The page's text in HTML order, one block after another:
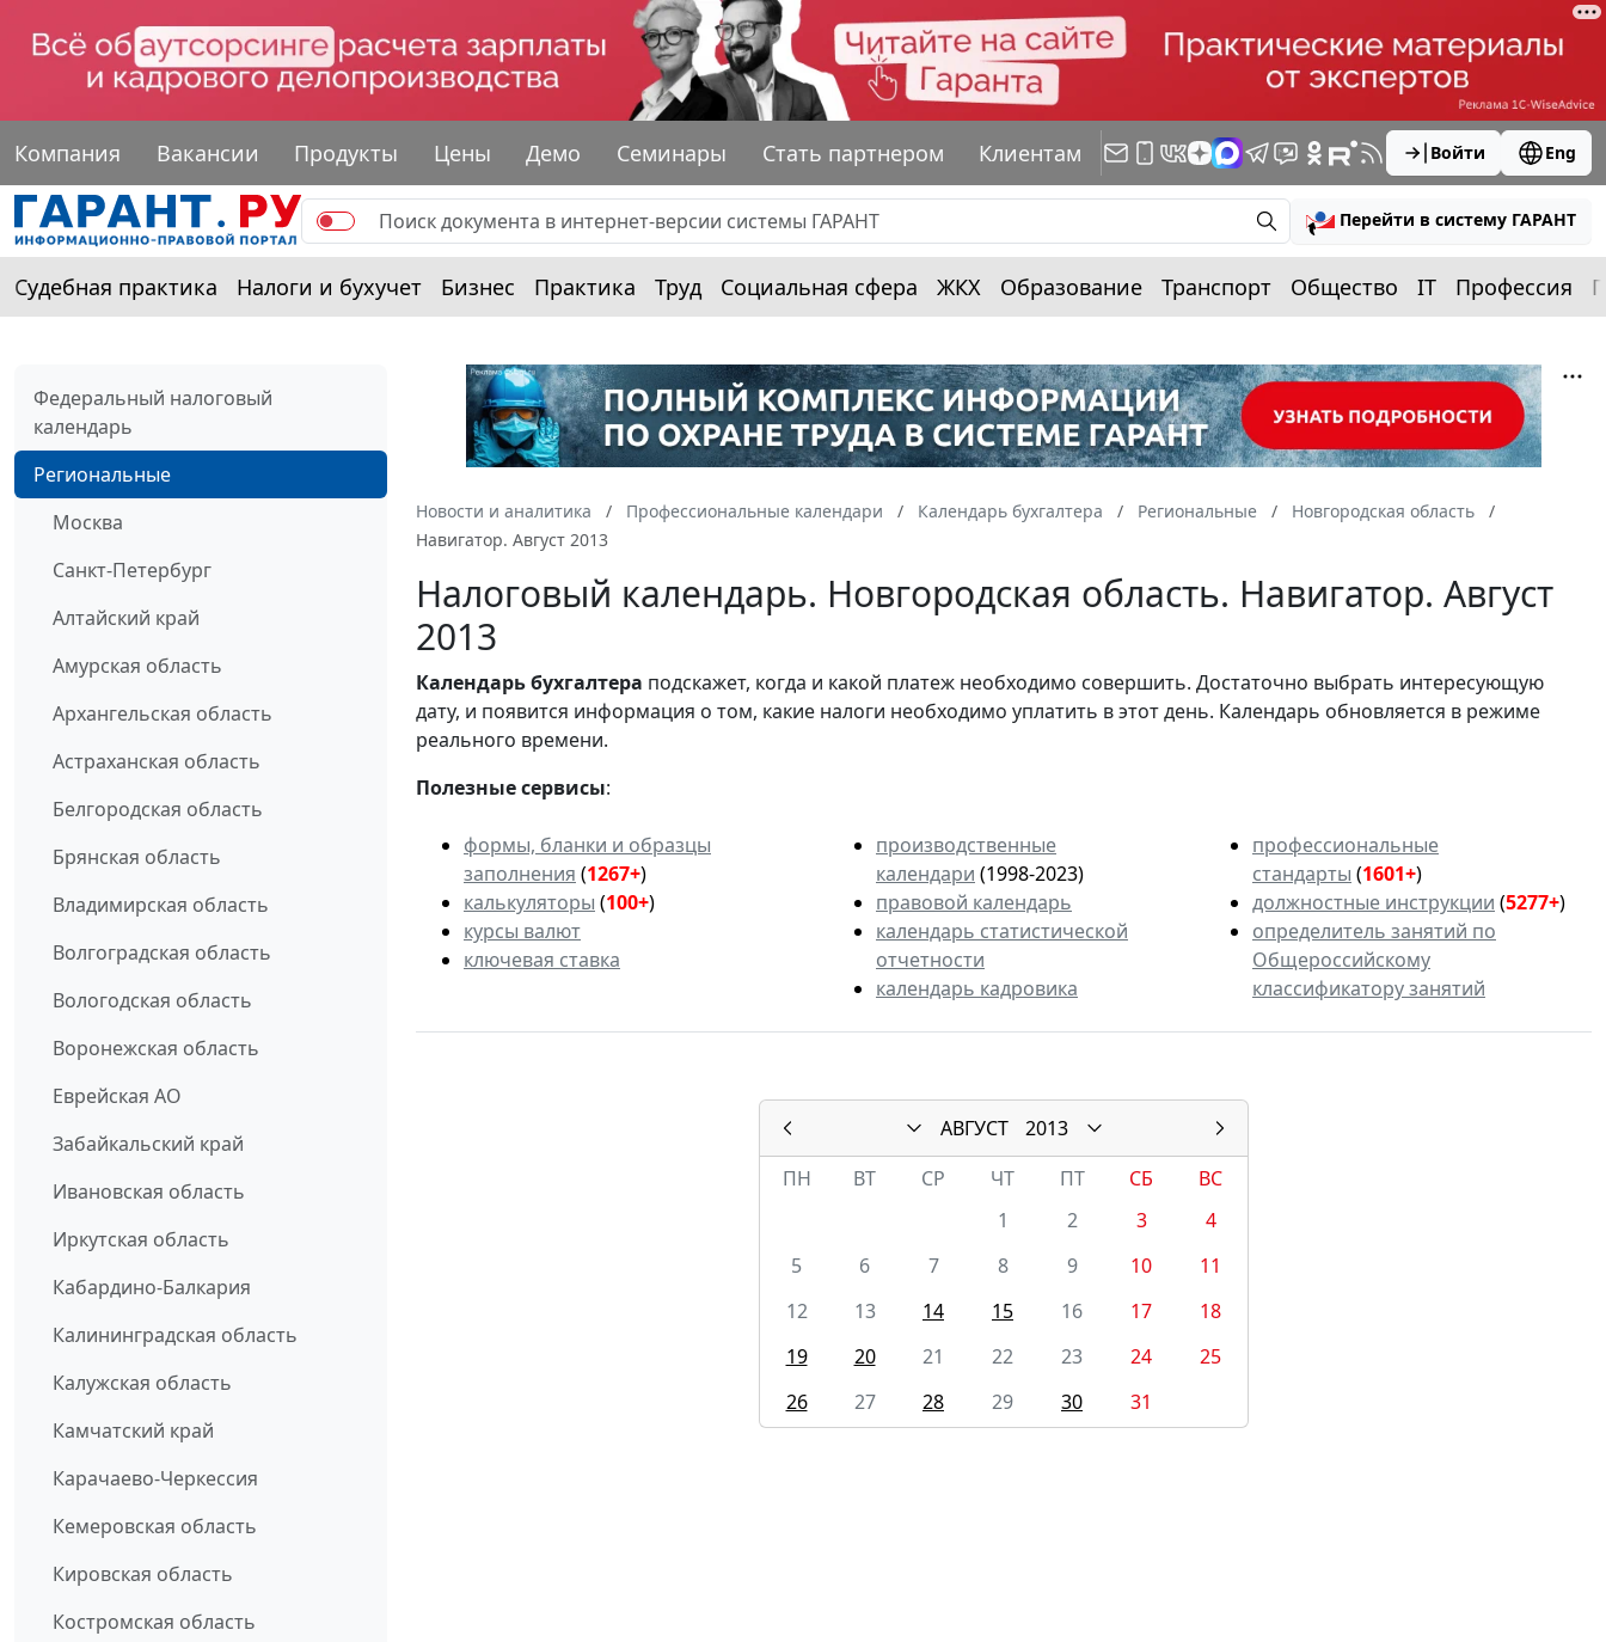
Компания Вакансии Продукты Цены Демо Семинары Стать партнером Клиентам Войти Eng
Перейти в систему ГАРАНТ
Судебная практика Налоги и бухучет Бизнес Практика Труд Социальная сфера ЖКХ Образование Транспорт Общество IT Профессия
Федеральный налоговый
календарь
Региональные
Москва
Санкт-Петербург
Алтайский край
Амурская область
Архангельская область
Астраханская область
Белгородская область
Брянская область
Владимирская область
Волгоградская область
Вологодская область
Воронежская область
Еврейская АО
Забайкальский край
Ивановская область
Иркутская область
Кабардино-Балкария
Калининградская область
Калужская область
Камчатский край
Карачаево-Черкессия
Кемеровская область
Кировская область
Костромская область
Новости и аналитика Профессиональные календари Календарь бухгалтера Региональные
Новгородская область
Навигатор. Август 2013
Налоговый календарь. Новгородская область. Навигатор. Август
2013
Календарьбухгалтера подскажет, когда и какой платеж необходимо совершить. Достаточно выбрать интересующую
дату, и появится информация о том, какие налоги необходимо уплатить в этот день. Календарь обновляется в режиме
реального времени.
Полезные сервисы:
формы, бланки и образцы
заполнения (1267+)
калькуляторы (100+)
курсы валют
ключевая ставка
производственные
календари (1998-2023)
правовой календарь
календарь статистической
отчетности
календарь кадровика
профессиональные
стандарты (1601+)
должностные инструкции (5277+)
определитель занятий по
Общероссийскому
классификатору занятий
АВГУСТ
2013
ПН
ВТ СР ЧТ ПТ СБ
ВС
1
2 3
4
5
6 7 8 9 10
11
12
13 14 15 16 17
18
19
20 21 22 23 24
25
26
27 28 29 30 31